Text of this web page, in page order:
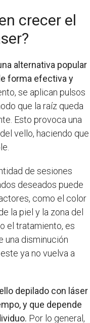
crecer el
alternativa popular
forma efectiva y
se aplican pulsos
que la raíz queda
Esto provoca una
vello, haciendo que
de sesiones
deseados puede
como el color
la piel y la zona del
el tratamiento, es
una disminución
ya no vuelva a
depilado con láser
y que depende
Por lo general,